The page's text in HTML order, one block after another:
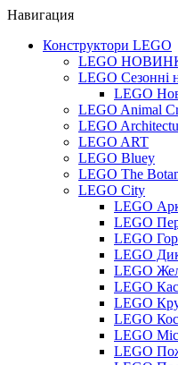
Навигация
Конструктори LEGO
LEGO
LEGO Сезонні
LEGO
LEGO Animal
LEGO
LEGO ART
LEGO Bluey
LEGO The
LEGO City
LEGO
LEGO
LEGO
LEGO
LEGO
LEGO
LEGO
LEGO
LEGO
LEGO